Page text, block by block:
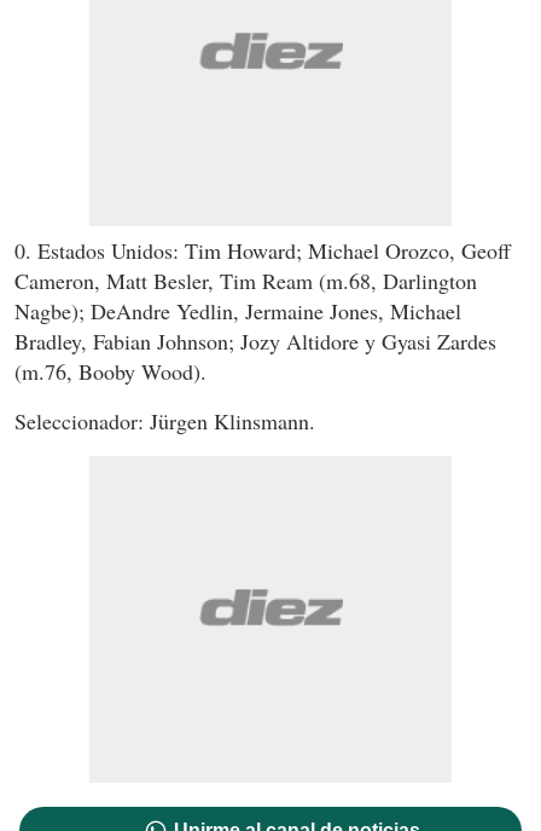
0. Estados Unidos: Tim Howard; Michael Orozco, Geoff
Cameron, Matt Besler, Tim Ream (m.68, Darlington
Nagbe); DeAndre Yedlin, Jermaine Jones, Michael
Bradley, Fabian Johnson; Jozy Altidore y Gyasi Zardes
(m.76, Booby Wood).
Seleccionador: Jürgen Klinsmann.